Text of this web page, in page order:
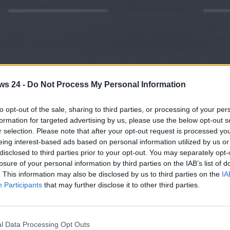
24 - Do Not Process My Personal Information
opt-out of the sale, sharing to third parties, or processing of your
for targeted advertising by us, please use the below opt-out
selection. Please note that after your opt-out request is processed
interest-based ads based on personal information utilized by us
to third parties prior to your opt-out. You may separately
of your personal information by third parties on the IAB’s list of
This information may also be disclosed by us to third parties on the
Participants that may further disclose it to other third parties.
Data Processing Opt Outs
britannica, chi è proprietario di alcune vetture
Bufala o verità? Analizziamo insieme la notizia.
prima o poi arriverà il “fatidico” momento del
questa mossa potrebbe apportare un po’ di
diventeranno molto più semplici da fare e, per così
però, una azienda britannica si è resa protagonista di
guidata. Studio inutile o c’è qualcosa di sensato dietro a
utenti risulterebbero essere maggiormente in difficoltà